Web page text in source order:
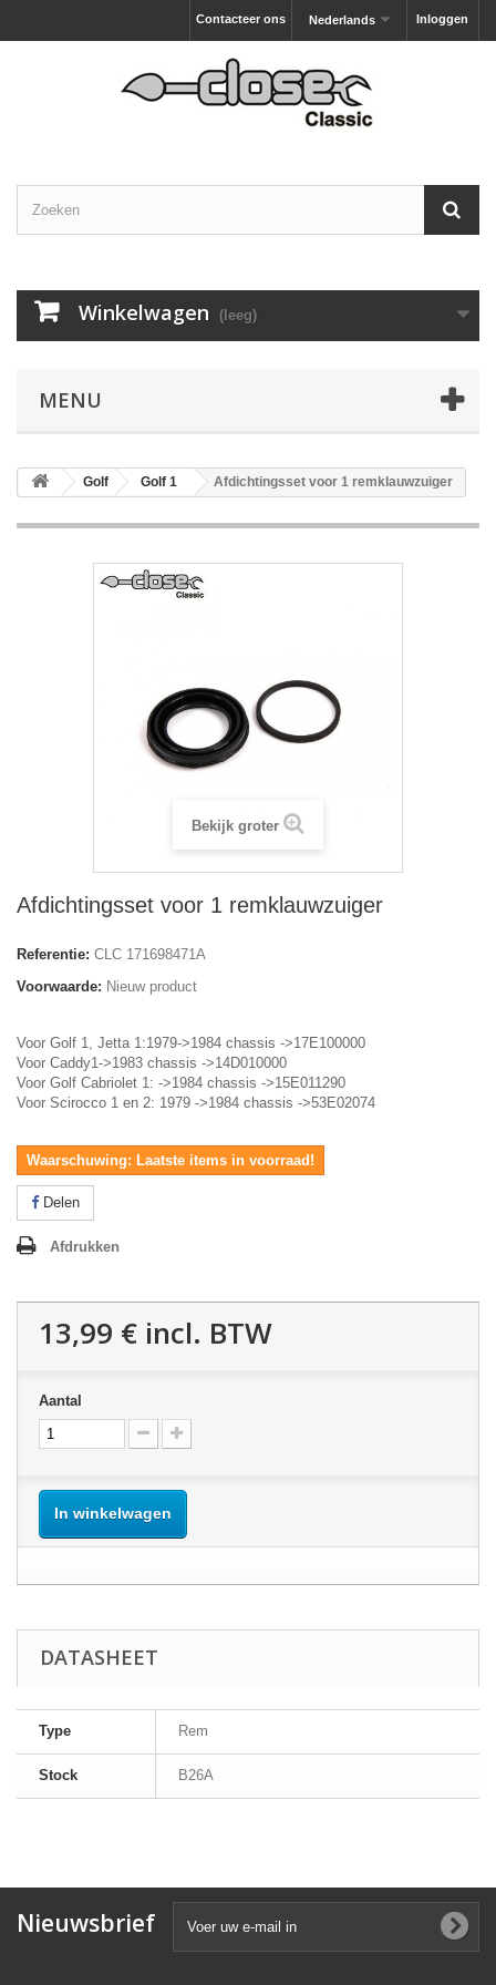
Inloggen
Nederlands
Contacteer ons
Winkelwagen (leeg)
MENU
Golf Golf 1 Afdichtingsset voor 1 remklauwzuiger
Bekijk groter
Afdichtingsset voor 1 remklauwzuiger
Referentie: CLC 171698471A
Voorwaarde: Nieuw product
Voor Golf 1, Jetta 1:1979->1984 chassis ->17E100000
Voor Caddy1->1983 chassis ->14D010000
Voor Golf Cabriolet 1: ->1984 chassis ->15E011290
Voor Scirocco 1 en 2: 1979 ->1984 chassis ->53E02074
Waarschuwing: Laatste items in voorraad!
Delen
Afdrukken
13,99 € incl. BTW
Aantal
In winkelwagen
DATASHEET
Type Rem
Stock B26A
Nieuwsbrief